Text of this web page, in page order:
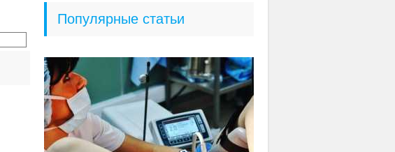
Популярные статьи